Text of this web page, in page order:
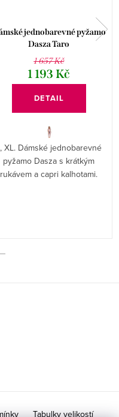
jednobarevné pyžamo
Dasza Taro
1 657 Kč
1 193 Kč
DETAIL
XL. Dámské jednobarevné
pyžamo Dasza s krátkým
rukávem a capri kalhotami.
Tabulky velikostí